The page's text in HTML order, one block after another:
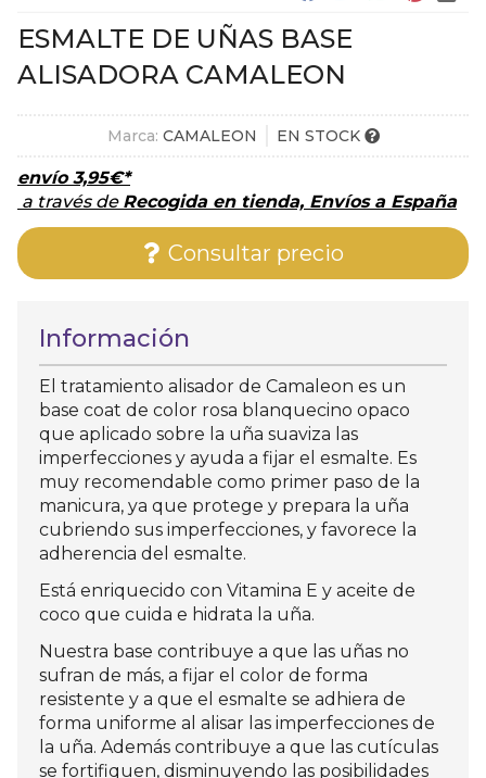
ESMALTE DE UÑAS BASE
ALISADORA CAMALEON
Marca: CAMALEON EN STOCK
envío3,95€*
a través de Recogida en tienda, Envíos a España
Consultar precio
Información
El tratamiento alisador de Camaleon es un
base coat de color rosa blanquecino opaco
que aplicado sobre la uña suaviza las
imperfecciones y ayuda a fijar el esmalte. Es
muy recomendable como primer paso de la
manicura, ya que protege y prepara la uña
cubriendo sus imperfecciones, y favorece la
adherencia del esmalte.
Está enriquecido con Vitamina E y aceite de
coco que cuida e hidrata la uña.
Nuestra base contribuye a que las uñas no
sufran de más, a fijar el color de forma
resistente y a que el esmalte se adhiera de
forma uniforme al alisar las imperfecciones de
la uña. Además contribuye a que las cutículas
se fortifiquen, disminuyendo las posibilidades